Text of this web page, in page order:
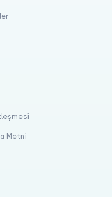
Metni